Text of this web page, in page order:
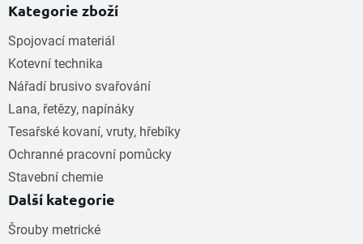
Kategorie zboží
Spojovací materiál
Kotevní technika
Nářadí brusivo svařování
Lana, řetězy, napínáky
Tesařské kovaní, vruty, hřebíky
Ochranné pracovní pomůcky
Stavební chemie
Další kategorie
Šrouby metrické